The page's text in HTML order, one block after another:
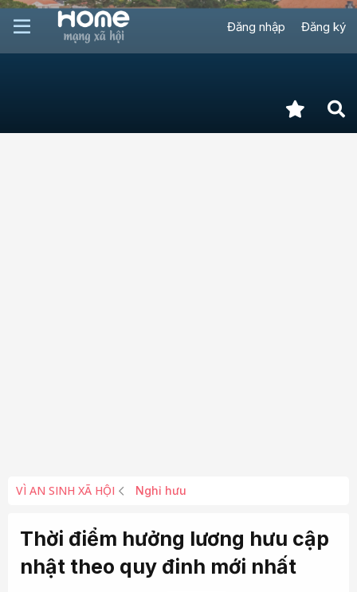
Đăng nhập Đăng ký
VÌ AN SINH XÃ HỘI Nghỉ hưu
Thời điểm hưởng lương hưu cập
nhật theo quy đinh mới nhất